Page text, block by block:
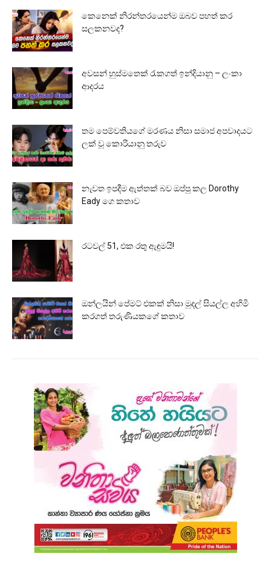
කෙනෙක් නිරන්තරයෙන්ම ඔබව පහත් කර
සලකනවද?
අවසන් හුස්මතෙක් රැකගත් ඉන්දියානු – ලංකා
ආදරය
තම පෙම්වතියගේ මරණය නිසා සමාජ අපවාදයට
ලක් වූ කොරියානු තරුව
නැවත ඉපදීම ඇත්තක් බව ඔප්පු කල Dorothy
Eady ගෙ කතාව
රටවල් 51, එක රතු ඇඳුමයි!
ඔන්ලයින් පේමට් එකක් නිසා මුදල් සියල්ල අහිමි
කරගත් තරුණියකගේ කතාව